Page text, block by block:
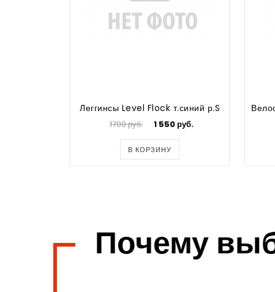
Леггинсы Level Flock т.синий р.S
1700 руб. 1 550 руб.
В КОРЗИНУ
Почему